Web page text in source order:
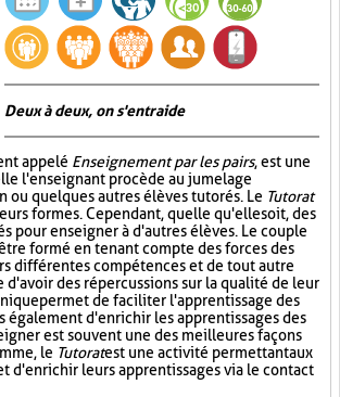
Deux à deux, on s'entraide
appelé Enseignement par les pairs, est une
l'enseignant procède au jumelage
ou quelques autres élèves tutorés. Le Tutorat
formes. Cependant, quelle qu'elle soit, des
pour enseigner à d'autres élèves. Le couple
formé en tenant compte des forces des
différentes compétences et de tout autre
des répercussions sur la qualité de leur
permet de faciliter l'apprentissage des
également d'enrichir les apprentissages des
est souvent une des meilleures façons
le Tutoratest une activité permettant aux
d'enrichir leurs apprentissages via le contact